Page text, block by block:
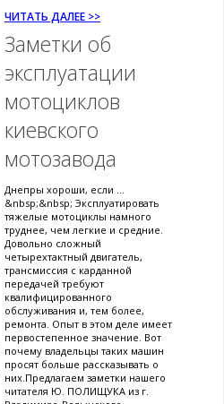
ЧИТАТЬ ДАЛЕЕ >>
Заметки об
эксплуатации
мотоциклов
киевского
мотозавода
Днепры хороши, если ...
&nbsp;&nbsp; Эксплуатировать
тяжелые мотоциклы намного
труднее, чем легкие и средние.
Довольно сложный
четырехтактный двигатель,
трансмиссия с карданной
передачей требуют
квалифицированного
обслуживания и, тем более,
ремонта. Опыт в этом деле имеет
первостепенное значение. Вот
почему владельцы таких машин
просят больше рассказывать о
них.Предлагаем заметки нашего
читателя Ю. ПОЛИЩУКА из г.